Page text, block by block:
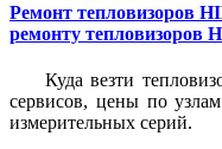
Ремонт тепловизоров
ремонту тепловизоров
Куда везти
сервисов, цены по
измерительных серий.